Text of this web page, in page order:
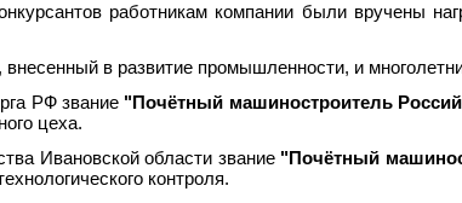
работникам компании были вручены
в развитие промышленности, и
РФ звание "Почётный машиностроитель
цеха.
Ивановской области звание "Почётный
контроля.